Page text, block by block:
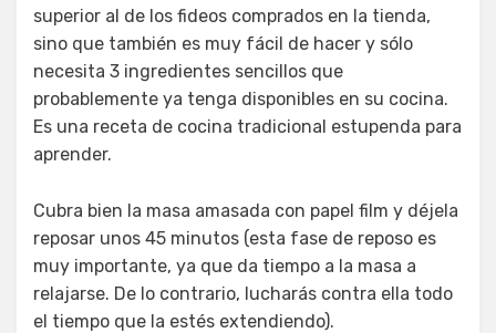
superior al de los fideos comprados en la tienda,
sino que también es muy fácil de hacer y sólo
necesita 3 ingredientes sencillos que
probablemente ya tenga disponibles en su cocina.
Es una receta de cocina tradicional estupenda para
aprender.
Cubra bien la masa amasada con papel film y déjela
reposar unos 45 minutos (esta fase de reposo es
muy importante, ya que da tiempo a la masa a
relajarse. De lo contrario, lucharás contra ella todo
el tiempo que la estés extendiendo).